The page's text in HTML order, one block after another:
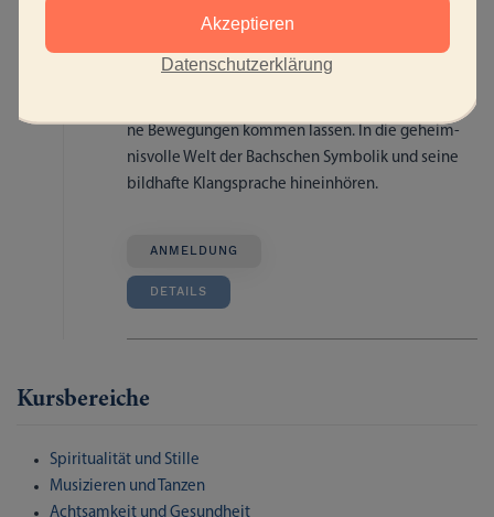
von der Musik
von Johann Seba­sti­an Bach inspi­rie­ren las­sen. Sich
fal­len las­sen in die Cho­reo­gra­phie der Tän­ze. Eige­
ne Bewe­gun­gen kom­men lassen. In die geheim­
nis­vol­le Welt der Bach­schen Sym­bo­lik und sei­ne
bild­haf­te Klang­spra­che hin­ein­hö­ren.
ANMELDUNG
DETAILS
Kursbereiche
Spiritualität und Stille
Musizieren und Tanzen
Achtsamkeit und Gesundheit
Akzeptieren
Datenschutzerklärung